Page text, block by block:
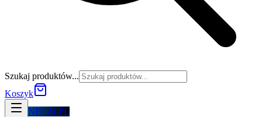
Szukaj produktów...
Koszyk
NFC24.PL